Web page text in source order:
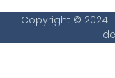
Copyright © 2024